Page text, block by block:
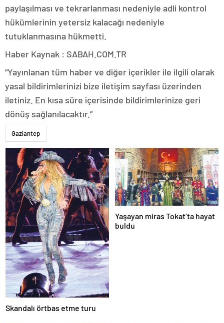
paylaşılması ve tekrarlanması nedeniyle adli kontrol
hükümlerinin yetersiz kalacağı nedeniyle
tutuklanmasına hükmetti.
Haber Kaynak : SABAH.COM.TR
“Yayınlanan tüm haber ve diğer içerikler ile ilgili olarak
yasal bildirimlerinizi bize iletişim sayfası üzerinden
iletiniz. En kısa süre içerisinde bildirimlerinize geri
dönüş sağlanılacaktır.”
Gaziantep
Skandalı örtbas etme turu
Yaşayan miras Tokat’ta hayat
buldu